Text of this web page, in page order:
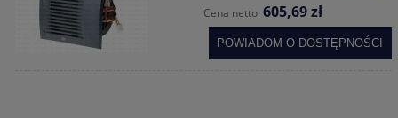
Cena netto: 605,69 zł
POWIADOM O DOSTĘPNOŚCI